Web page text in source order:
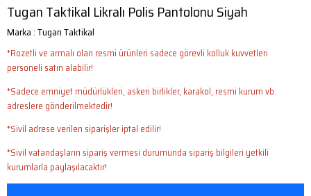
Tugan Taktikal Likralı Polis Pantolonu Siyah
Marka:Tugan Taktikal
*Rozetli ve armalı olan resmi ürünleri sadece görevli kolluk kuvvetleri
personeli satın alabilir!
*Sadece emniyet müdürlükleri, askeri birlikler, karakol, resmi kurum vb.
adreslere gönderilmektedir!
*Sivil adrese verilen siparişler iptal edilir!
*Sivil vatandaşların sipariş vermesi durumunda sipariş bilgileri yetkili
kurumlarla paylaşılacaktır!